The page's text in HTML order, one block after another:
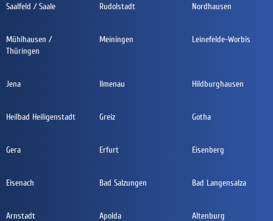
Saalfeld / Saale Rudolstadt Nordhausen
Mühlhausen /
Thüringen
Meiningen Leinefelde-Worbis
Jena Ilmenau Hildburghausen
Heilbad Heiligenstadt Greiz Gotha
Gera Erfurt Eisenberg
Eisenach Bad Salzungen Bad Langensalza
Arnstadt Apolda Altenburg